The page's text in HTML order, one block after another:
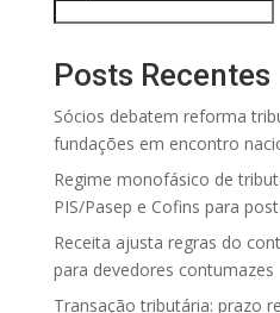
Posts Recentes
Sócios debatem reforma
fundações em encontro
Regime monofásico de
PIS/Pasep e Cofins para
Receita ajusta regras do
para devedores contumazes
Transação tributária: prazo